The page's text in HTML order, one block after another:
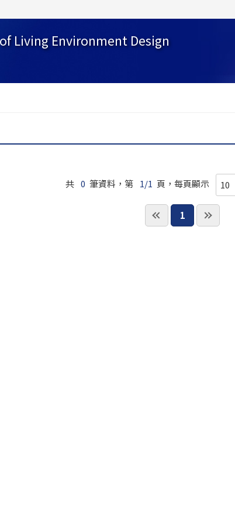
Living Environment Design
共 0 筆資料，第 1/1 頁，每頁顯示
1